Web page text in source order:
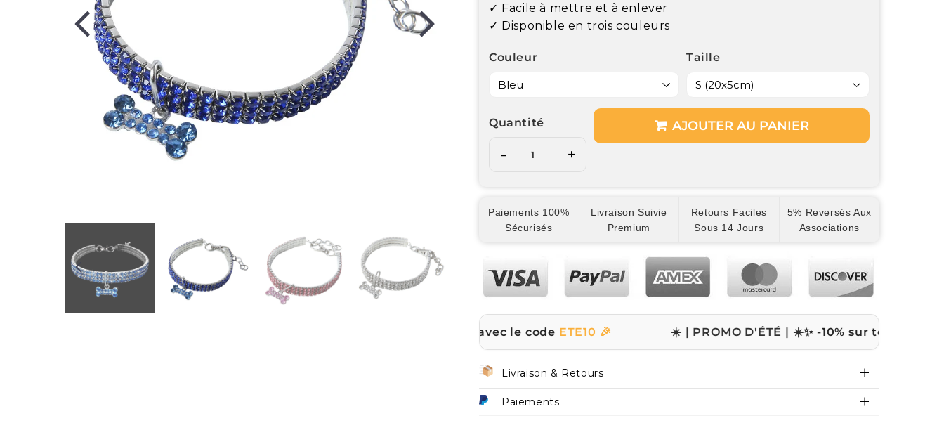
✓ Facile à mettre et à enlever
✓ Disponible en trois couleurs
Couleur Taille
Quantité
- +
AJOUTER AU PANIER
Paiements 100%
Sécurisés
Livraison Suivie
Premium
Retours Faciles
Sous 14 Jours
5% Reversés Aux
Associations
✨ -10% sur tout le site avec le codeETE10 🎉 ☀️ | PROMO D'ÉTÉ | ☀️✨ -10% sur tout le site avec le
Livraison & Retours
Paiements